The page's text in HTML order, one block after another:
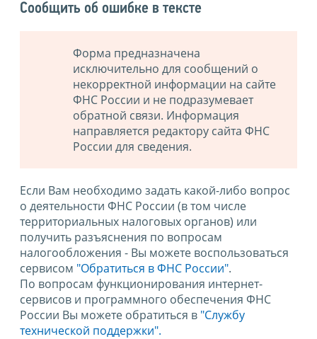
Сообщить об ошибке в тексте
Форма предназначена
исключительно для сообщений о
некорректной информации на сайте
ФНС России и не подразумевает
обратной связи. Информация
направляется редактору сайта ФНС
России для сведения.
Если Вам необходимо задать какой-либо вопрос
о деятельности ФНС России (в том числе
территориальных налоговых органов) или
получить разъяснения по вопросам
налогообложения - Вы можете воспользоваться
сервисом "Обратиться в ФНС России".
По вопросам функционирования интернет-
сервисов и программного обеспечения ФНС
России Вы можете обратиться в "Службу
технической поддержки".